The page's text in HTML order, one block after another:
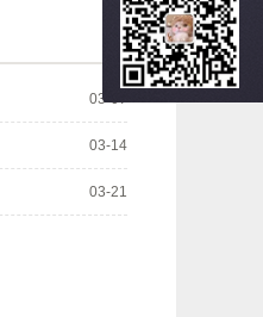
03-07
03-14
03-21